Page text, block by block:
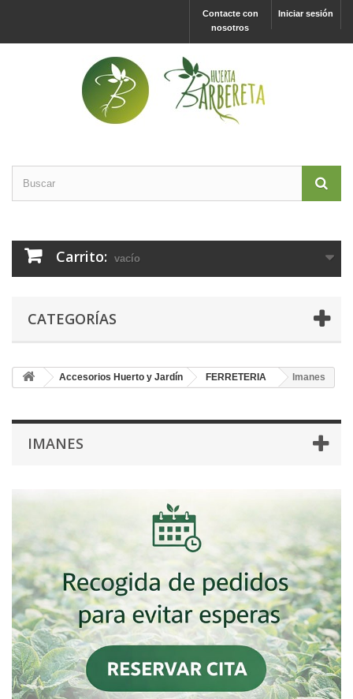
Iniciar sesión
Contacte con
nosotros
Carrito: vacío
CATEGORÍAS
Accesorios Huerto y Jardín FERRETERIA Imanes
IMANES